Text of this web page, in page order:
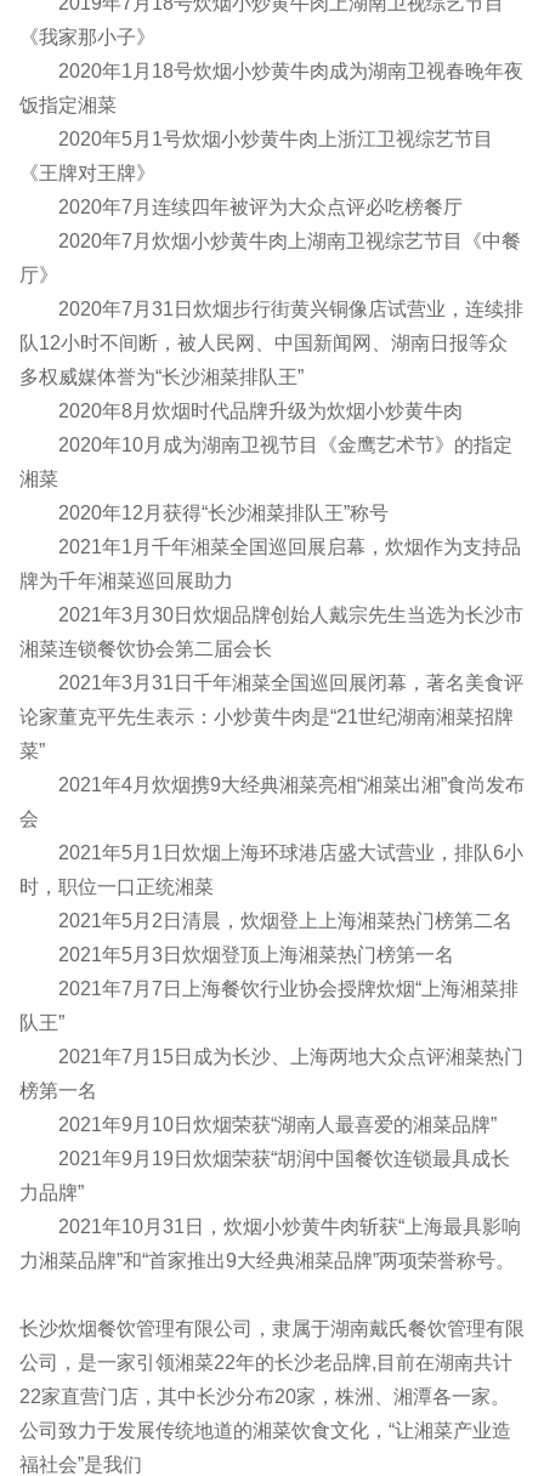
《我家那小子》
2020年1月18号炊烟小炒黄牛肉成为湖南卫视春晚年夜
饭指定湘菜
2020年5月1号炊烟小炒黄牛肉上浙江卫视综艺节目
《王牌对王牌》
2020年7月连续四年被评为大众点评必吃榜餐厅
2020年7月炊烟小炒黄牛肉上湖南卫视综艺节目《中餐
厅》
2020年7月31日炊烟步行街黄兴铜像店试营业，连续排
队12小时不间断，被人民网、中国新闻网、湖南日报等众
多权威媒体誉为“长沙湘菜排队王”
2020年8月炊烟时代品牌升级为炊烟小炒黄牛肉
2020年10月成为湖南卫视节目《金鹰艺术节》的指定
湘菜
2020年12月获得“长沙湘菜排队王”称号
2021年1月千年湘菜全国巡回展启幕，炊烟作为支持品
牌为千年湘菜巡回展助力
2021年3月30日炊烟品牌创始人戴宗先生当选为长沙市
湘菜连锁餐饮协会第二届会长
2021年3月31日千年湘菜全国巡回展闭幕，著名美食评
论家董克平先生表示：小炒黄牛肉是“21世纪湖南湘菜招牌
菜”
2021年4月炊烟携9大经典湘菜亮相“湘菜出湘”食尚发布
会
2021年5月1日炊烟上海环球港店盛大试营业，排队6小
时，职位一口正统湘菜
2021年5月2日清晨，炊烟登上上海湘菜热门榜第二名
2021年5月3日炊烟登顶上海湘菜热门榜第一名
2021年7月7日上海餐饮行业协会授牌炊烟“上海湘菜排
队王”
2021年7月15日成为长沙、上海两地大众点评湘菜热门
榜第一名
2021年9月10日炊烟荣获“湖南人最喜爱的湘菜品牌”
2021年9月19日炊烟荣获“胡润中国餐饮连锁最具成长
力品牌”
2021年10月31日，炊烟小炒黄牛肉斩获“上海最具影响
力湘菜品牌”和“首家推出9大经典湘菜品牌”两项荣誉称号。
长沙炊烟餐饮管理有限公司，隶属于湖南戴氏餐饮管理有限
公司，是一家引领湘菜22年的长沙老品牌,目前在湖南共计
22家直营门店，其中长沙分布20家，株洲、湘潭各一家。
公司致力于发展传统地道的湘菜饮食文化，“让湘菜产业造
福社会”是我们